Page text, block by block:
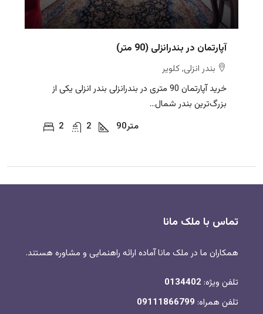
آپارتمان در بندرانزلی (90 متر)
بندر انزلی, کلویر
خرید آپارتمان 90 متری در بندرانزلی بندر انزلی یکی از
بزرگ‌ترین بندر شمال...
2
2 90متر
تماس با ملک مانا
همکاران ما در ملک مانا آماده ارائه راهنمایی و مشاوره هستند.
تلفن ویژه: 0134402
تلفن همراه: 09111866799